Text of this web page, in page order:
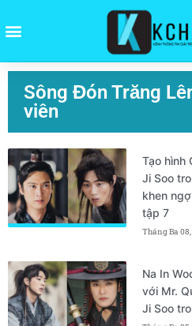
Sông Đón Trăng
viên
Tạo hình
Ji Soo
khen
tập 7
Tháng Ba 08,
Na In
với Mr.
Ji Soo